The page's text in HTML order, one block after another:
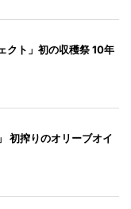
クト」初の収穫祭 10年
初搾りのオリーブオイ